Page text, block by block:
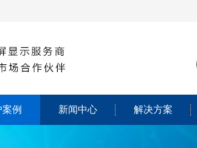
例 新闻中心 解决方案